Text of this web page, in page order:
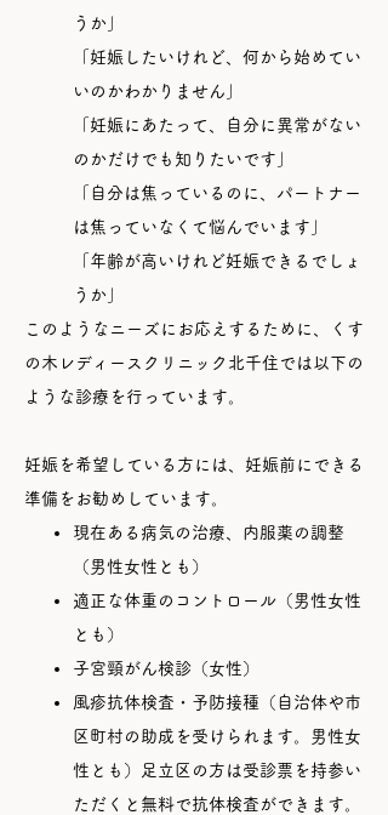
うか」
「妊娠したいけれど、何から始めてい
いのかわかりません」
「妊娠にあたって、自分に異常がない
のかだけでも知りたいです」
「自分は焦っているのに、パートナー
は焦っていなくて悩んでいます」
「年齢が高いけれど妊娠できるでしょ
うか」
このようなニーズにお応えするために、くす
の木レディースクリニック北千住では以下の
ような診療を行っています。
妊娠を希望している方には、妊娠前にできる
準備をお勧めしています。
現在ある病気の治療、内服薬の調整
（男性女性とも）
適正な体重のコントロール（男性女性
とも）
子宮頸がん検診（女性）
風疹抗体検査・予防接種（自治体や市
区町村の助成を受けられます。男性女
性とも）足立区の方は受診票を持参い
ただくと無料で抗体検査ができます。